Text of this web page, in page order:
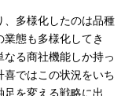
多様化したのは品種
態も多様化してき
る商社機能しか持っ
ではこの状況をいち
を変える戦略に出